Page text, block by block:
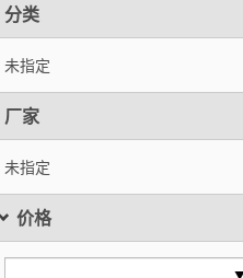
分类
未指定
厂家
未指定
价格